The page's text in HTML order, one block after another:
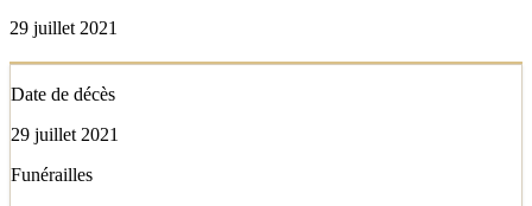
29 juillet 2021
Date de décès
29 juillet 2021
Funérailles